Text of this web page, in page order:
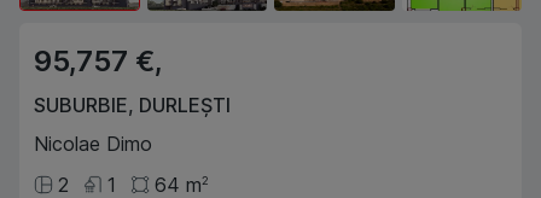
95,757 €,
SUBURBIE, DURLEȘTI
Nicolae Dimo
2
1 64 m2